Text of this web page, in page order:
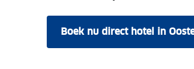
Boek nu direct hotel in